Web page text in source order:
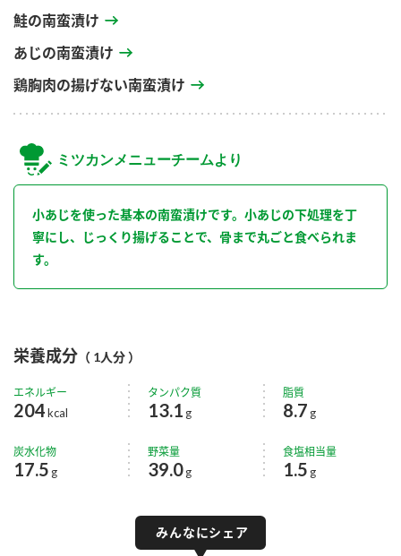
鮭の南蛮漬け
あじの南蛮漬け
鶏胸肉の揚げない南蛮漬け
ミツカンメニューチームより
小あじを使った基本の南蛮漬けです。小あじの下処理を丁
寧にし、じっくり揚げることで、骨まで丸ごと食べられま
す。
栄養成分 （ 1人分 ）
エネルギー
204kcal
タンパク質
13.1 g
脂質
8.7 g
炭水化物
17.5 g
野菜量
39.0g
食塩相当量
1.5 g